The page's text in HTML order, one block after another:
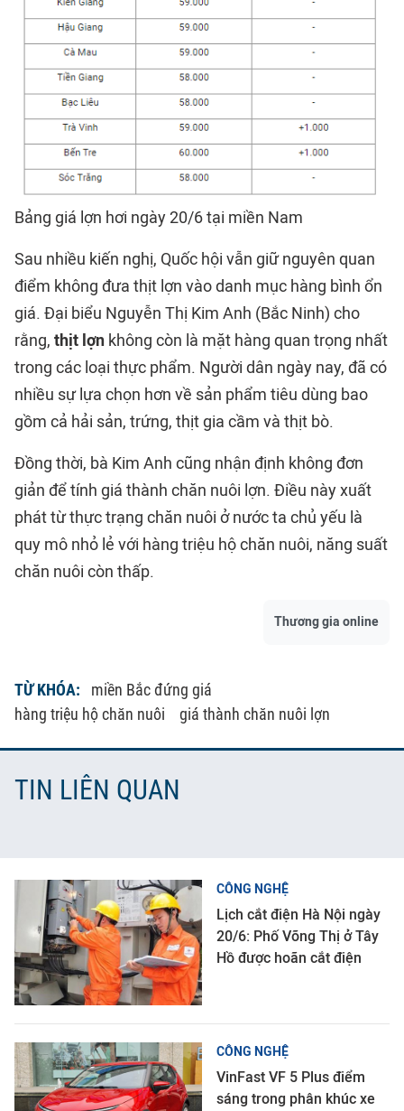
Bảng giá lợn hơi ngày 20/6 tại miền Nam
Sau nhiều kiến nghị, Quốc hội vẫn giữ nguyên quan
điểm không đưa thịt lợn vào danh mục hàng bình ổn
giá. Đại biểu Nguyễn Thị Kim Anh (Bắc Ninh) cho
rằng, thịt lợn không còn là mặt hàng quan trọng nhất
trong các loại thực phẩm. Người dân ngày nay, đã có
nhiều sự lựa chọn hơn về sản phẩm tiêu dùng bao
gồm cả hải sản, trứng, thịt gia cầm và thịt bò.
Đồng thời, bà Kim Anh cũng nhận định không đơn
giản để tính giá thành chăn nuôi lợn. Điều này xuất
phát từ thực trạng chăn nuôi ở nước ta chủ yếu là
quy mô nhỏ lẻ với hàng triệu hộ chăn nuôi, năng suất
chăn nuôi còn thấp.
Thương gia online
TỪ KHÓA:
miền Bắc đứng giá
hàng triệu hộ chăn nuôi
giá thành chăn nuôi lợn
TIN LIÊN QUAN
CÔNG NGHỆ
Lịch cắt điện Hà Nội ngày
20/6: Phố Võng Thị ở Tây
Hồ được hoãn cắt điện
CÔNG NGHỆ
VinFast VF 5 Plus điểm
sáng trong phân khúc xe